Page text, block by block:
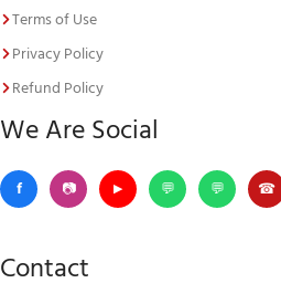
Terms of Use
Privacy Policy
Refund Policy
We Are Social
Contact